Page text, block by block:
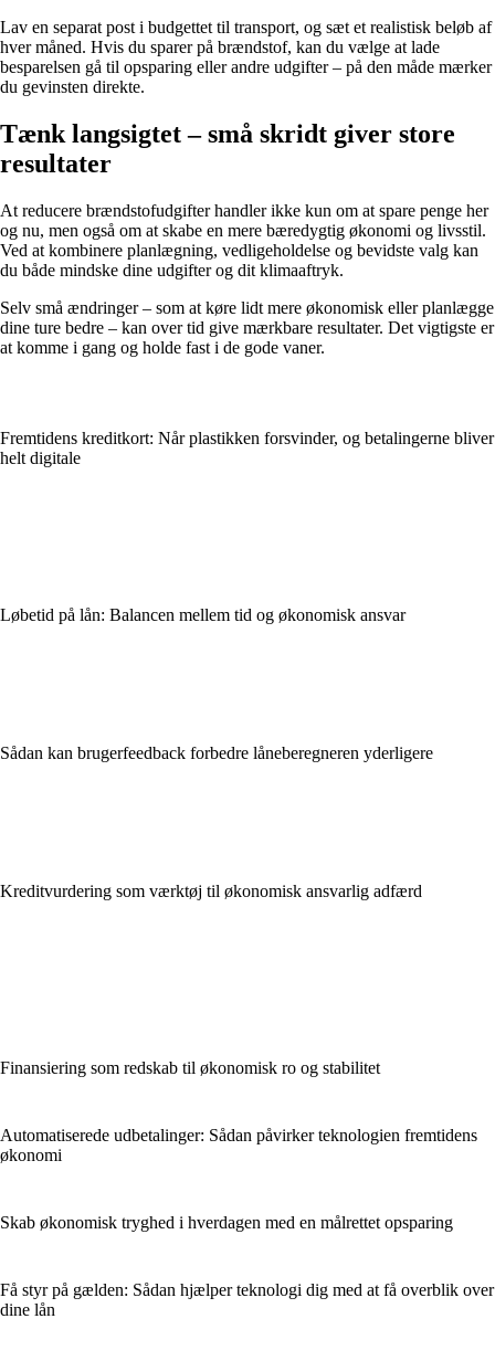
Lav en separat post i budgettet til transport, og sæt et realistisk beløb af
hver måned. Hvis du sparer på brændstof, kan du vælge at lade
besparelsen gå til opsparing eller andre udgifter – på den måde mærker
du gevinsten direkte.
Tænk langsigtet – små skridt giver store
resultater
At reducere brændstofudgifter handler ikke kun om at spare penge her
og nu, men også om at skabe en mere bæredygtig økonomi og livsstil.
Ved at kombinere planlægning, vedligeholdelse og bevidste valg kan
du både mindske dine udgifter og dit klimaaftryk.
Selv små ændringer – som at køre lidt mere økonomisk eller planlægge
dine ture bedre – kan over tid give mærkbare resultater. Det vigtigste er
at komme i gang og holde fast i de gode vaner.
Fremtidens kreditkort: Når plastikken forsvinder, og betalingerne bliver
helt digitale
Løbetid på lån: Balancen mellem tid og økonomisk ansvar
Sådan kan brugerfeedback forbedre låneberegneren yderligere
Kreditvurdering som værktøj til økonomisk ansvarlig adfærd
Finansiering som redskab til økonomisk ro og stabilitet
Automatiserede udbetalinger: Sådan påvirker teknologien fremtidens
økonomi
Skab økonomisk tryghed i hverdagen med en målrettet opsparing
Få styr på gælden: Sådan hjælper teknologi dig med at få overblik over
dine lån